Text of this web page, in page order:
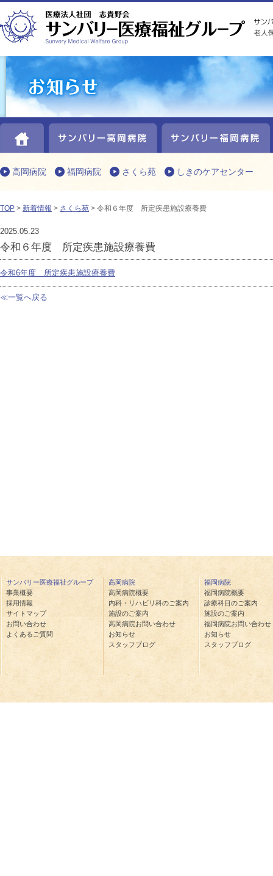
HOME サンバリー高岡病院
高岡病院 福岡病院 さくら苑 しきのケアセンター
TOP > 新着情報 > さくら苑 > 令和６年度 所定疾患施設療養費
2025.05.23
令和６年度 所定疾患施設療養費
令和6年度 所定疾患施設療養費
≪一覧へ戻る
サンバリー医療福祉グループ
事業概要
採用情報
サイトマップ
お問い合わせ
よくあるご質問
高岡病院
高岡病院概要
内科・リハビリ科のご案内
施設のご案内
高岡病院お問い合わせ
お知らせ
スタッフブログ
福岡病院
福岡病院概要
診療科目のご案内
施設のご案内
福岡病院お問い合わせ
お知らせ
スタッフブログ